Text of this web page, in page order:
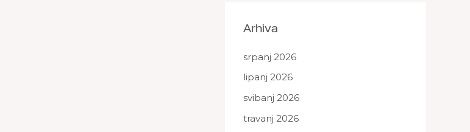
Arhiva
srpanj 2026
lipanj 2026
svibanj 2026
travanj 2026